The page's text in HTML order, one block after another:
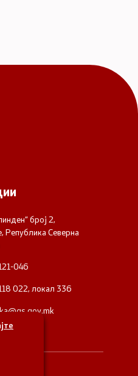
број 2,
Република Северна
046
022, локал 336